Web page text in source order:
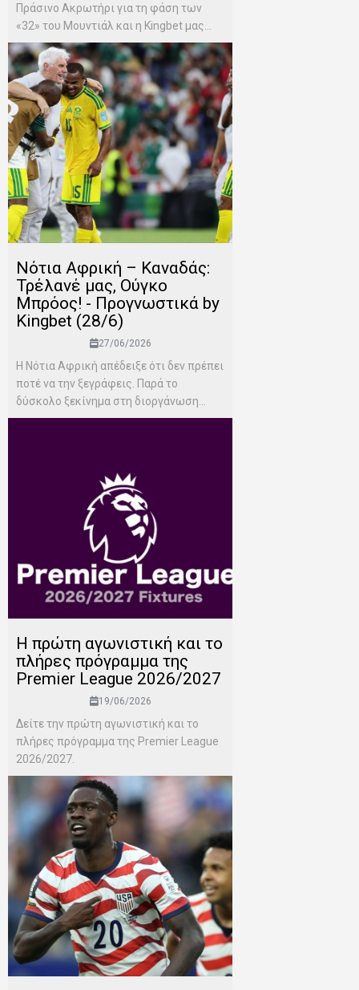
Πράσινο Ακρωτήρι για τη φάση των
«32» του Μουντιάλ και η Kingbet μας...
Νότια Αφρική – Καναδάς:
Τρέλανέ μας, Ούγκο
Μπρόος! - Προγνωστικά by
Kingbet (28/6)
27/06/2026
Η Νότια Αφρική απέδειξε ότι δεν πρέπει
ποτέ να την ξεγράφεις. Παρά το
δύσκολο ξεκίνημα στη διοργάνωση...
H πρώτη αγωνιστική και το
πλήρες πρόγραμμα της
Premier League 2026/2027
19/06/2026
Δείτε την πρώτη αγωνιστική και το
πλήρες πρόγραμμα της Premier League
2026/2027.